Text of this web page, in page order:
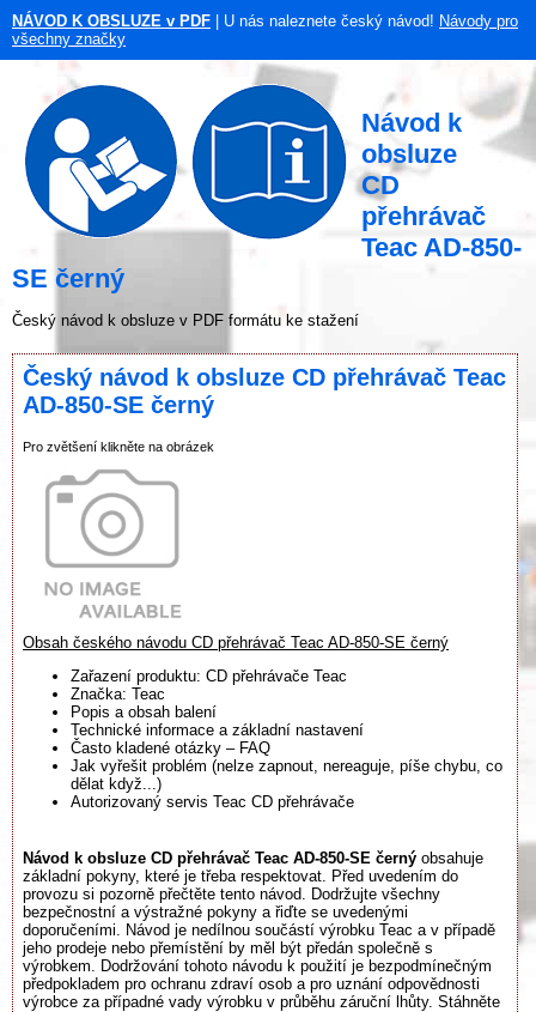
NÁVOD K OBSLUZE v PDF | U nás naleznete český návod! Návody pro
všechny značky
Návod k
obsluze
CD
přehrávač
Teac AD-850-
SE černý
Český návod k obsluze v PDF formátu ke stažení
Český návod k obsluze CD přehrávač Teac
AD-850-SE černý
Pro zvětšení klikněte na obrázek
Obsah českého návodu CD přehrávač Teac AD-850-SE černý
Zařazení produktu: CD přehrávače Teac
Značka: Teac
Popis a obsah balení
Technické informace a základní nastavení
Často kladené otázky – FAQ
Jak vyřešit problém (nelze zapnout, nereaguje, píše chybu, co
dělat když...)
Autorizovaný servis Teac CD přehrávače
Návod k obsluze CD přehrávač Teac AD-850-SE černý obsahuje
základní pokyny, které je třeba respektovat. Před uvedením do
provozu si pozorně přečtěte tento návod. Dodržujte všechny
bezpečnostní a výstražné pokyny a řiďte se uvedenými
doporučeními. Návod je nedílnou součástí výrobku Teac a v případě
jeho prodeje nebo přemístění by měl být předán společně s
výrobkem. Dodržování tohoto návodu k použití je bezpodmínečným
předpokladem pro ochranu zdraví osob a pro uznání odpovědnosti
výrobce za případné vady výrobku v průběhu záruční lhůty. Stáhněte